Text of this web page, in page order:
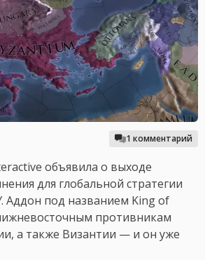
1 комментарий
объявила о выходе
для глобальной стратегии
. Аддон под названием King of
противникам
а также Византии — и он уже